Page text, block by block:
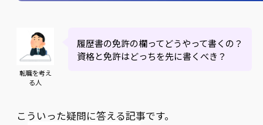
転職を考え
る人
履歴書の免許の欄ってどうやって書くの？
資格と免許はどっちを先に書くべき？
こういった疑問に答える記事です。